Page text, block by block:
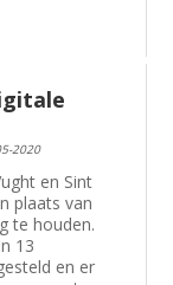
2020
en Sint
plaats van
te houden.
13
en er